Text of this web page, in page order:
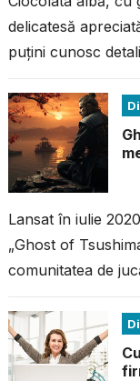
delicatesă
puțini cunosc
Lansat în iulie
„Ghost of
comunitatea de